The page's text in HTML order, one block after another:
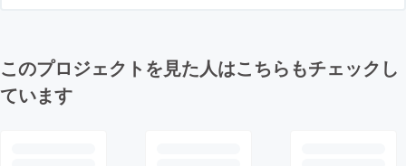
このプロジェクトを見た人はこちらもチェックし
ています